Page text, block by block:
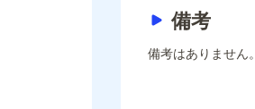
備考
備考はありません。